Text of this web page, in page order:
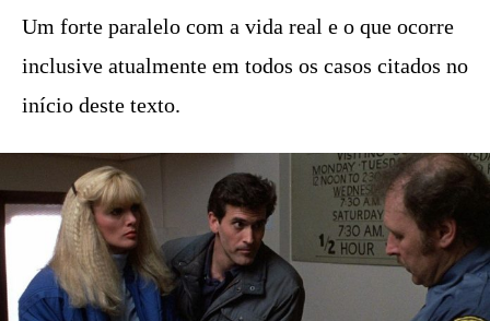
Um forte paralelo com a vida real e o que ocorre
inclusive atualmente em todos os casos citados no
início deste texto.